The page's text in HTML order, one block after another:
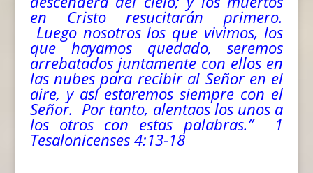
en Cristo resucitarán primero.
Luego nosotros los que vivimos, los
que hayamos quedado, seremos
arrebatados juntamente con ellos en
las nubes para recibir al Señor en el
aire, y así estaremos siempre con el
Señor. Por tanto, alentaos los unos a
los otros con estas palabras.” 1
Tesalonicenses 4:13-18